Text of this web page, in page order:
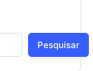
Pesquisar